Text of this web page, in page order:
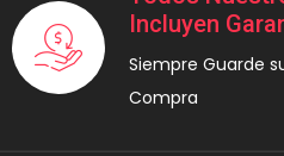
Incluyen
Siempre Guarde
Compra